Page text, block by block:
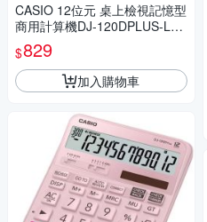
CASIO 12位元 桌上檢視記憶型
商用計算機DJ-120DPLUS-LB
(藍色)
$829
加入購物車